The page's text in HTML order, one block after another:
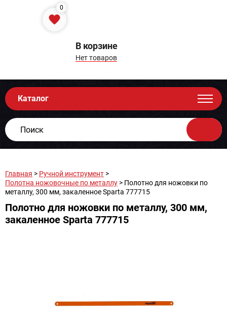
0
В корзине
Нет товаров
Каталог
Главная > Ручной инструмент >
Полотна ножовочные по металлу > Полотно для ножовки по
металлу, 300 мм, закаленное Sparta 777715
Полотно для ножовки по металлу, 300 мм,
закаленное Sparta 777715